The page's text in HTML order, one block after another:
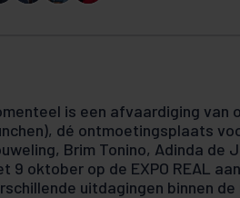
is een afvaardiging van
dé ontmoetingsplaats
Brim Tonino, Adinda de
9 oktober op de EXPO REAL
uitdagingen binnen de